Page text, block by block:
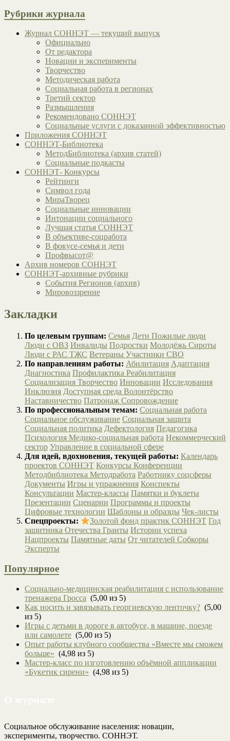
Рубрики журнала
Журнал СОННЭТ — текущий выпуск
Официально
От редактора
Новации и эксперименты
Творчество
Методическая работа
Социальная работа в регионах
Третий сектор
Размышления
Рекомендовано СОННЭТ
Социальные услуги с доказанной эффективностью
Приложения СОННЭТ
СОННЭТ-Библиотека
МетодБиблиотека (архив статей)
Социальные подкасты
СОННЭТ- Конкурсы
Рейтинги
Символ года
МираТворец
Социальные инновации
Интонации социального
Лучшая статья СОННЭТ
В объективе-соцработа
В фокусе-семья и дети
Профвысот@
Архив номеров СОННЭТ
СОННЭТ-архивные рубрики
События Регионов (архив)
Мировоззрение
Закладки
По целевым группам: Семья Дети Пожилые люди
Люди с ОВЗ Инвалиды Подростки Молодёжь Сироты
Люди с РАС ТЖС Ветераны Участники СВО
По направлениям работы: Абилитация Адаптация
Диагностика Профилактика Реабилитация
Социализация Творчество Инновации Исследования
Инклюзия Доступная среда Волонтёрство
Наставничество Патронаж Сопровождение
По профессиональным темам: Социальная работа
Социальное обслуживание Социальная защита
Социальная политика Дефектология Педагогика
Психология Медико-социальная работа Некоммерческий
сектор Управление в социальной сфере
Для идей, вдохновения, текущей работы: Календарь
проектов СОННЭТ Конкурсы Конференции
Методбиблиотека Методработа Работнику соцсферы
Документы Игры и упражнения Конспекты
Консультации Мастер-классы Памятки и буклеты
Презентации Сценарии Программы и проекты
Цифровые технологии Шаблоны и образцы Чек-листы
Спецпроекты:
Золотой фонд практик СОННЭТ Год
защитника Отечества Гранты Истории успеха
Нацпроекты Памятные даты От читателей Собкоры
Эксперты
Популярное
Социально-медицинская реабилитация с использование
тренажера Гросса (5,00 из 5)
Как носить и завязывать георгиевскую ленточку? (5,00
из 5)
Игры с детьми в дороге в автобусе, в машине, поезде
или самолете (5,00 из 5)
Опыт работы клубного сообщества «Вместе мы сможем
больше» (4,98 из 5)
Мастер-класс по изготовлению объёмной аппликации
«Букетик сирени» (4,98 из 5)
Социальное обслуживание населения: новации,
эксперименты, творчество. СОННЭТ.